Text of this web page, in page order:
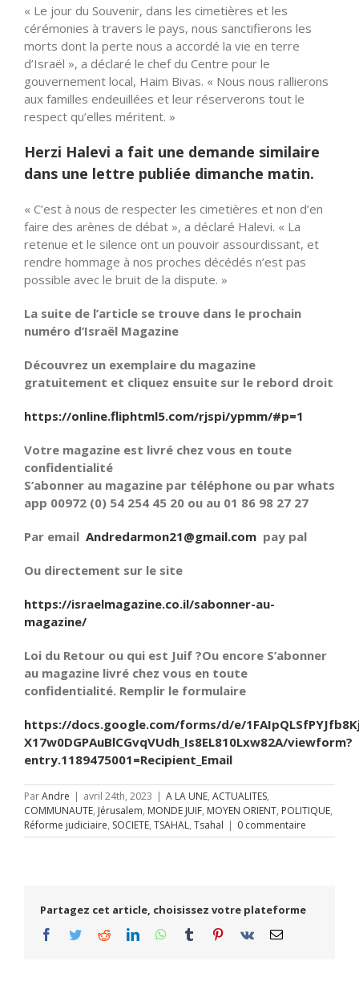
« Le jour du Souvenir, dans les cimetières et les
cérémonies à travers le pays, nous sanctifierons les
morts dont la perte nous a accordé la vie en terre
d’Israël », a déclaré le chef du Centre pour le
gouvernement local, Haim Bivas. « Nous nous rallierons
aux familles endeuillées et leur réserverons tout le
respect qu’elles méritent. »
Herzi Halevi a fait une demande similaire
dans une lettre publiée dimanche matin.
« C’est à nous de respecter les cimetières et non d’en
faire des arènes de débat », a déclaré Halevi. « La
retenue et le silence ont un pouvoir assourdissant, et
rendre hommage à nos proches décédés n’est pas
possible avec le bruit de la dispute. »
La suite de l’article se trouve dans le prochain
numéro d’Israël Magazine
Découvrez un exemplaire du magazine
gratuitement et cliquez ensuite sur le rebord droit
https://online.fliphtml5.com/rjspi/ypmm/#p=1
Votre magazine est livré chez vous en toute
confidentialité
S’abonner au magazine par téléphone ou par whats
app 00972 (0) 54 254 45 20 ou au 01 86 98 27 27
Par email Andredarmon21@gmail.com pay pal
Ou directement sur le site
https://israelmagazine.co.il/sabonner-au-
magazine/
Loi du Retour ou qui est Juif ?Ou encore S’abonner
au magazine livré chez vous en toute
confidentialité. Remplir le formulaire
https://docs.google.com/forms/d/e/
X17w0DGPAuBlCGvqVUdh_Is8EL810Lxw82A/viewform?
entry.1189475001=Recipient_Email
ParAndre | avril 24th, 2023 | A LA UNE, ACTUALITES,
COMMUNAUTE, Jérusalem, MONDE JUIF, MOYEN ORIENT, POLITIQUE,
Réforme judiciaire, SOCIETE, TSAHAL, Tsahal | 0 commentaire
Partagez cet article, choisissez votre plateforme
Facebook
TwitterRedditLinkedInWhatsApp
Tumblr Pinterest
Vk Email